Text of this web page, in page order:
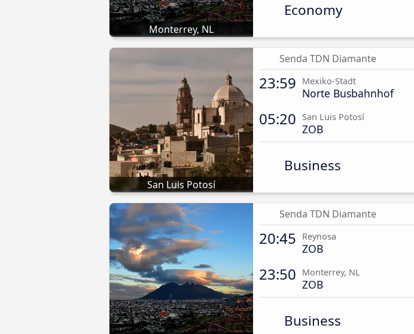
Monterrey, NL
Economy
San Luis Potosí
Senda TDN Diamante
23:59 Mexiko-Stadt
Norte Busbahnhof
05:20 San Luis Potosí
ZOB
Business
Senda TDN Diamante
20:45 Reynosa
ZOB
23:50 Monterrey, NL
ZOB
Business